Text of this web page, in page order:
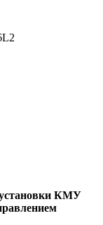
установки КМУ